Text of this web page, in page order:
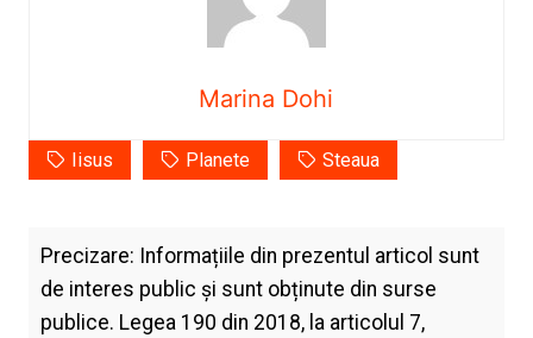
Marina Dohi
Iisus Planete Steaua
Precizare: Informațiile din prezentul articol sunt
de interes public și sunt obținute din surse
publice. Legea 190 din 2018, la articolul 7,